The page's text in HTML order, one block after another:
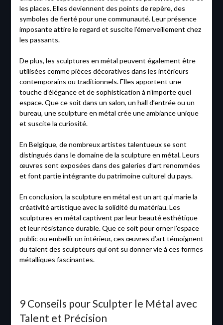
les places. Elles deviennent des points de repère, des
symboles de fierté pour une communauté. Leur présence
imposante attire le regard et suscite l’émerveillement chez
les passants.
De plus, les sculptures en métal peuvent également être
utilisées comme pièces décoratives dans les intérieurs
contemporains ou traditionnels. Elles apportent une
touche d’élégance et de sophistication à n’importe quel
espace. Que ce soit dans un salon, un hall d’entrée ou un
bureau, une sculpture en métal crée une ambiance unique
et suscite la curiosité.
En Belgique, de nombreux artistes talentueux se sont
distingués dans le domaine de la sculpture en métal. Leurs
œuvres sont exposées dans des galeries d’art renommées
et font partie intégrante du patrimoine culturel du pays.
En conclusion, la sculpture en métal est un art qui marie la
créativité artistique avec la solidité du matériau. Les
sculptures en métal captivent par leur beauté esthétique
et leur résistance durable. Que ce soit pour orner l’espace
public ou embellir un intérieur, ces œuvres d’art témoignent
du talent des sculpteurs qui ont su donner vie à ces formes
métalliques fascinantes.
9 Conseils pour Sculpter le Métal avec
Talent et Précision